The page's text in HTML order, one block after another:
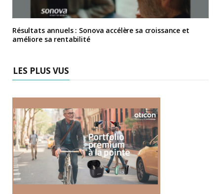
Résultats annuels : Sonova accélère sa croissance et
améliore sa rentabilité
LES PLUS VUS